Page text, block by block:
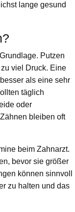
lange gesund
Putzen
viel Druck. Eine
als eine sehr
täglich
oder
bleiben oft
beim Zahnarzt.
bevor sie größer
können sinnvoll
zu halten und das